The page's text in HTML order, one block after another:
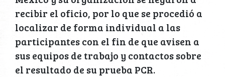
recibir el oficio, por lo que se procedió a
localizar de forma individual a las
participantes con el fin de que avisen a
sus equipos de trabajo y contactos sobre
el resultado de su prueba PCR.